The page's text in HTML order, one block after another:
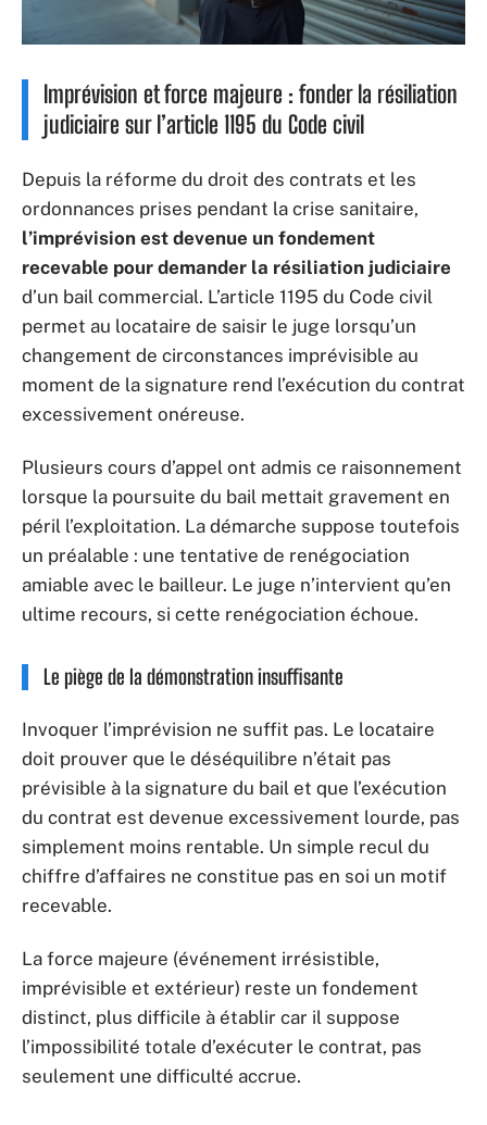
Imprévision et force majeure : fonder la résiliation
judiciaire sur l’article 1195 du Code civil
Depuis la réforme du droit des contrats et les
ordonnances prises pendant la crise sanitaire,
l’imprévision est devenue un fondement
recevable pour demander la résiliation judiciaire
d’un bail commercial. L’article 1195 du Code civil
permet au locataire de saisir le juge lorsqu’un
changement de circonstances imprévisible au
moment de la signature rend l’exécution du contrat
excessivement onéreuse.
Plusieurs cours d’appel ont admis ce raisonnement
lorsque la poursuite du bail mettait gravement en
péril l’exploitation. La démarche suppose toutefois
un préalable : une tentative de renégociation
amiable avec le bailleur. Le juge n’intervient qu’en
ultime recours, si cette renégociation échoue.
Le piège de la démonstration insuffisante
Invoquer l’imprévision ne suffit pas. Le locataire
doit prouver que le déséquilibre n’était pas
prévisible à la signature du bail et que l’exécution
du contrat est devenue excessivement lourde, pas
simplement moins rentable. Un simple recul du
chiffre d’affaires ne constitue pas en soi un motif
recevable.
La force majeure (événement irrésistible,
imprévisible et extérieur) reste un fondement
distinct, plus difficile à établir car il suppose
l’impossibilité totale d’exécuter le contrat, pas
seulement une difficulté accrue.